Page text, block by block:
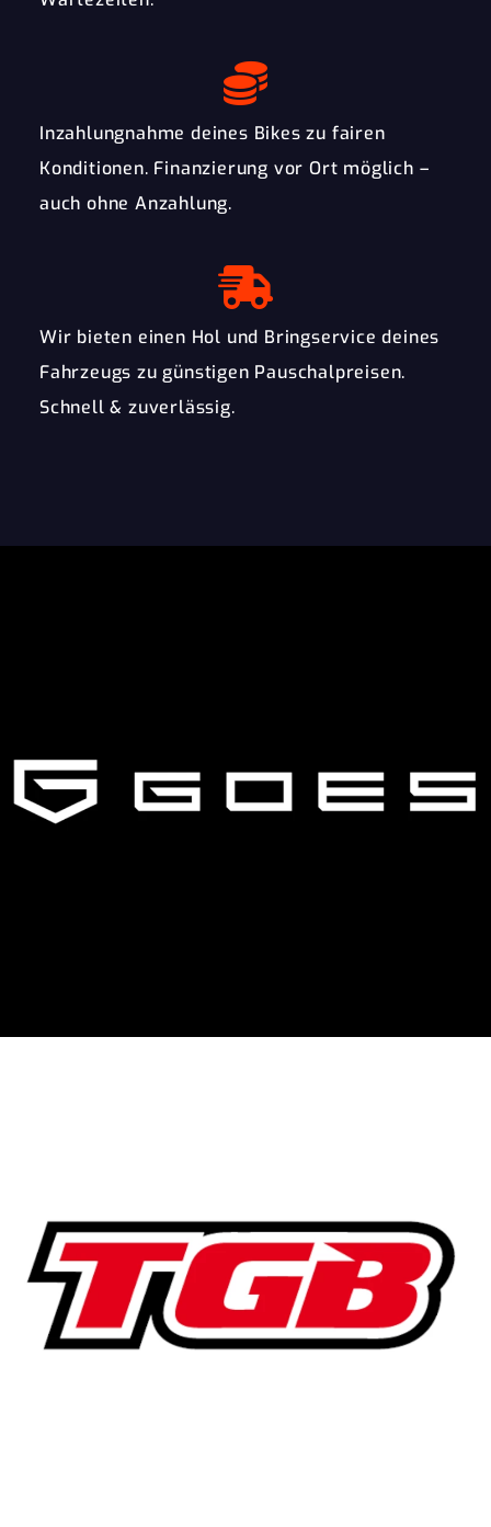
Inzahlungnahme deines Bikes zu fairen
Konditionen. Finanzierung vor Ort möglich –
auch ohne Anzahlung.
Wir bieten einen Hol und Bringservice deines
Fahrzeugs zu günstigen Pauschalpreisen.
Schnell & zuverlässig.